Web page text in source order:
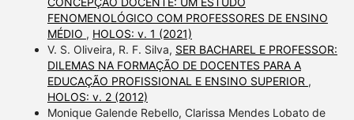
FENOMENOLÓGICO COM PROFESSORES DE ENSINO
MÉDIO , HOLOS: v. 1 (2021)
V. S. Oliveira, R. F. Silva, SER BACHAREL E PROFESSOR:
DILEMAS NA FORMAÇÃO DE DOCENTES PARA A
EDUCAÇÃO PROFISSIONAL E ENSINO SUPERIOR ,
HOLOS: v. 2 (2012)
Monique Galende Rebello, Clarissa Mendes Lobato de